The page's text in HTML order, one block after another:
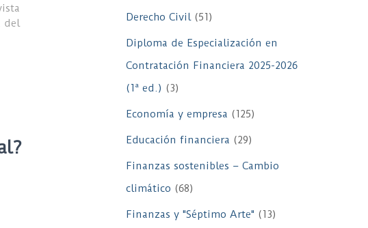
del
Derecho Civil(51)
Diploma de Especialización en
Contratación Financiera 2025-2026
(1ª ed.) (3)
Economía y empresa (125)
Educación financiera (29)
Finanzas sostenibles – Cambio
climático (68)
Finanzas y "Séptimo Arte" (13)